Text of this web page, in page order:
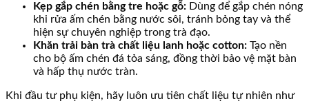
Kẹp gắp chén bằng tre hoặc gỗ: Dùng để gắp chén nóng
khi rửa ấm chén bằng nước sôi, tránh bỏng tay và thể
hiện sự chuyên nghiệp trong trà đạo.
Khăn trải bàn trà chất liệu lanh hoặc cotton: Tạo nền
cho bộ ấm chén đá tỏa sáng, đồng thời bảo vệ mặt bàn
và hấp thụ nước tràn.
Khi đầu tư phụ kiện, hãy luôn ưu tiên chất liệu tự nhiên như